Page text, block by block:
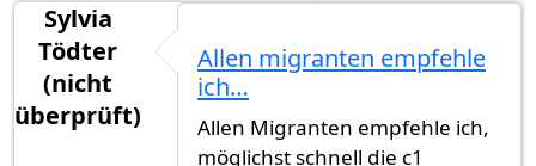
Sylvia
Tödter
(nicht
überprüft)
Allen migranten empfehle
ich…
Allen Migranten empfehle ich,
möglichst schnell die c1